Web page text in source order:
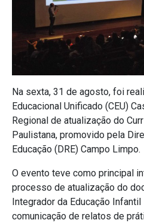
Na sexta, 31 de agosto, foi
Educacional Unificado (CEU)
Regional de atualização do
Paulistana, promovido pela
Educação (DRE) Campo Limpo.
O evento teve como principal
processo de atualização do
Integrador da Educação
comunicação de relatos de